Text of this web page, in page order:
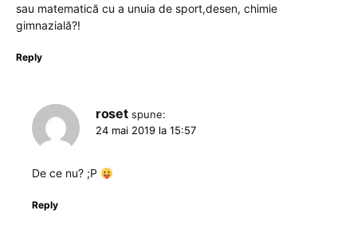
sau matematică cu a unuia de sport,desen, chimie
gimnazială?!
Reply
roset spune:
24 mai 2019 la 15:57
De ce nu? ;P
Reply